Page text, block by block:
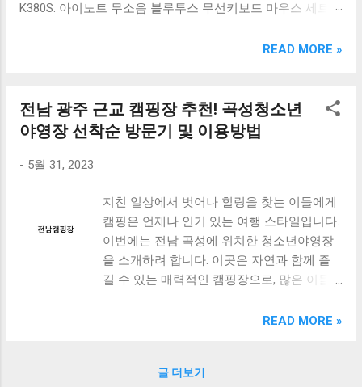
K380S. 아이노트 무소음 블루투스 무선키보드 마우스 세트
OABTKBDA 퓨어 화이트. 코시 베이직 블루투스 키보드
랙. 큐센 멤브레인 무선 키보드 블랙 K1000 일반형 블루투스
키보드 구매를 고려하실 때, 추가 할인 혜택을 놓치지 마세요.
다양한 할인 혜택과 빠른배송 혜택을 놓치지 않도록 먼저 확
인해보세요. 추가할인 확인하기 상품 하나를 사더라도 종류
루투스키보드 같은 상품을 고를 때는 더 고민이 많을 수 밖에
없습니다. 다양한 상품들을 상세스펙 과 가격 을 꼼꼼히 비교
해서 구매하실 수 있도록 순위 추천 해드릴게요. 특가상품 보
러가기 추천상품 Best 유니콘 멀티페어링 스마트폰 태블릿
거치형 저소음 블루투스 키보드, BK-500SB, 일반형, 블랙 유
READ MORE »
전남 광주 근교 캠핑장 추천! 곡성청소년
야영장 선착순 방문기 및 이용방법
- 5월 31, 2023
지친 일상에서 벗어나 힐링을 찾는 이들에게
캠핑은 언제나 인기 있는 여행 스타일입니다.
이번에는 전남 곡성에 위치한 청소년야영장
을 소개하려 합니다. 이곳은 자연과 함께 즐
길 수 있는 매력적인 캠핑장으로, 많은 이들
약 방법과 이용 시 주의사항을 잘 숙지하고,
함께 즐길 수 있어 더욱 매력적인 여행지가
READ MORE »
글 더보기